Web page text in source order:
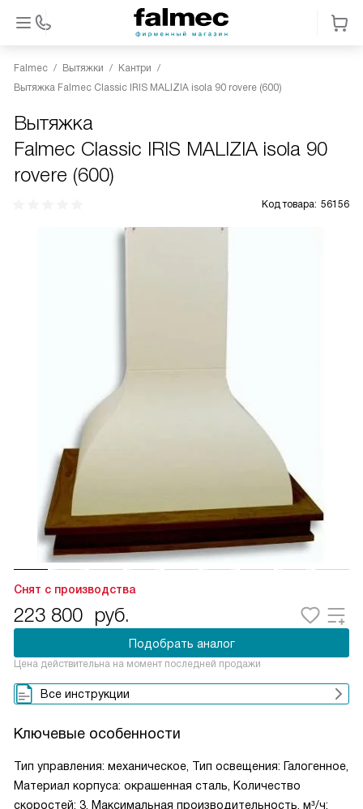
Falmec Вытяжки
Кантри
Вытяжка Falmec Classic IRIS MALIZIA isola 90 rovere (600)
Вытяжка
Falmec Classic IRIS MALIZIA isola 90
rovere (600)
Код товара: 56156
Снят с производства
223 800 руб.
Подобрать аналог
Цена действительна на момент последней продажи
Все инструкции
Ключевые особенности
Тип управления: механическое, Тип освещения: Галогенное,
Материал корпуса: окрашенная сталь, Количество
скоростей: 3, Максимальная производительность, м³/ч: